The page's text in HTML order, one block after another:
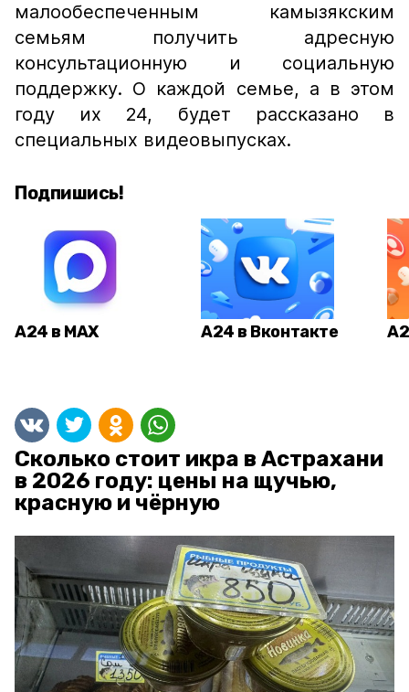
малообеспеченным камызякским
семьям получить адресную
консультационную и социальную
поддержку. О каждой семье, а в этом
году их 24, будет рассказано в
специальных видеовыпусках.
Подпишись!
А24 в MAX А24 в Вконтакте
Сколько стоит икра в Астрахани
в 2026 году: цены на щучью,
красную и чёрную